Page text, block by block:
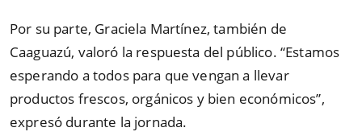
Por su parte, Graciela Martínez, también de
Caaguazú, valoró la respuesta del público. “Estamos
esperando a todos para que vengan a llevar
productos frescos, orgánicos y bien económicos”,
expresó durante la jornada.